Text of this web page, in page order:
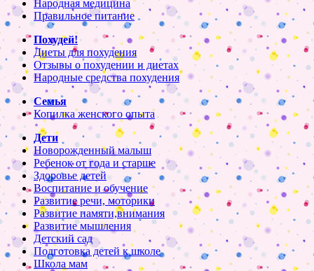
Народная медицина
Правильное питание
Похудей!
Диеты для похудения
Отзывы о похудении и диетах
Народные средства похудения
Семья
Копилка женского опыта
Дети
Новорожденный малыш
Ребенок от года и старше
Здоровье детей
Воспитание и обучение
Развитие речи, моторики
Развитие памяти,внимания
Развитие мышления
Детский сад
Подготовка детей к школе
Школа мам